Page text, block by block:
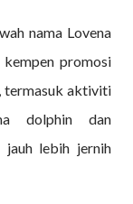
nama Lovena
kempen promosi
termasuk aktiviti
dolphin dan
lebih jernih